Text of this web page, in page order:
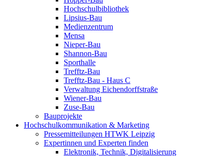
Hochschulbibliothek
Lipsius-Bau
Medienzentrum
Mensa
Nieper-Bau
Shannon-Bau
Sporthalle
Trefftz-Bau
Trefftz-Bau - Haus C
Verwaltung Eichendorffstraße
Wiener-Bau
Zuse-Bau
Bauprojekte
Hochschulkommunikation & Marketing
Pressemitteilungen HTWK Leipzig
Expertinnen und Experten finden
Elektronik, Technik, Digitalisierung